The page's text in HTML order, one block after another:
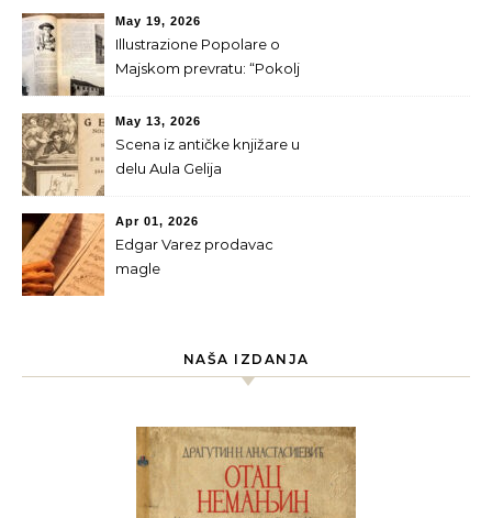
May 19, 2026
Illustrazione Popolare o
Majskom prevratu: “Pokolj
May 13, 2026
Scena iz antičke knjižare u
delu Aula Gelija
Apr 01, 2026
Edgar Varez prodavac
magle
NAŠA IZDANJA